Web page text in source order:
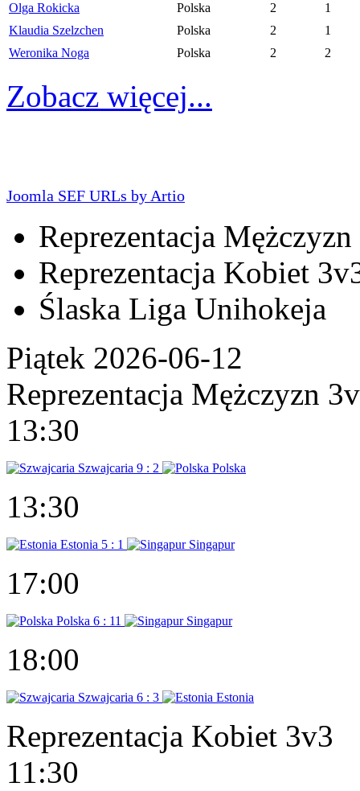
Olga Rokicka
Polska 2
1
Klaudia Szelzchen
Polska 2
1
Weronika Noga
Polska 2 2
Zobacz więcej...
Joomla SEF URLs by Artio
Reprezentacja
Reprezentacja Kobiet
Ślaska Liga Unihokeja
Piątek 2026-06-12
Reprezentacja Mężczyzn
13:30
Szwajcaria 9 : 2 Polska
13:30
Estonia 5 : 1 Singapur
17:00
Polska 6 : 11 Singapur
18:00
Szwajcaria 6 : 3 Estonia
Reprezentacja Kobiet 3v3
11:30